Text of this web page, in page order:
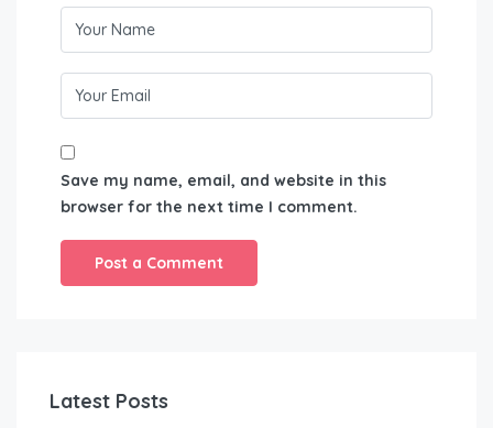
Save my name, email, and website in this
browser for the next time I comment.
Latest Posts